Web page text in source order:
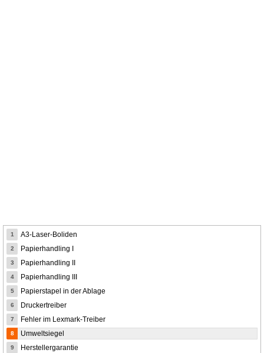
1 A3-Laser-Boliden
2 Papierhandling I
3 Papierhandling II
4 Papierhandling III
5 Papierstapel in der Ablage
6 Druckertreiber
7 Fehler im Lexmark-Treiber
8 Umweltsiegel
9 Herstellergarantie